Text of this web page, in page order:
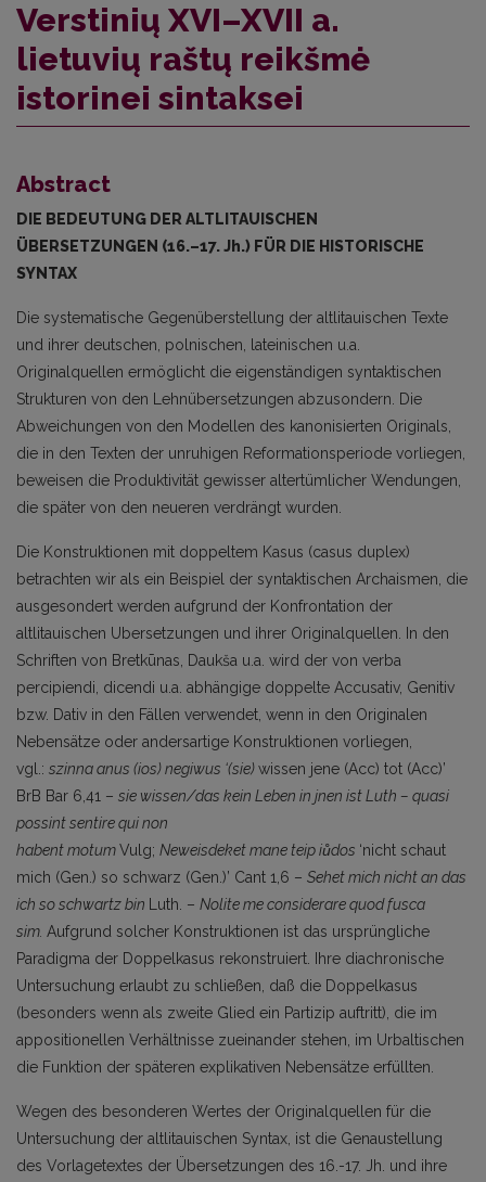
Verstinių XVI–XVII a.
lietuvių raštų reikšmė
istorinei sintaksei
Abstract
DIE BEDEUTUNG DER ALTLITAUISCHEN
ÜBERSETZUNGEN (16.–17.Jh.) FÜR DIE HIS­TORISCHE
SYNTAX
Die systematische Gegenüberstellung der altlitauischen Texte
und ihrer deutschen, polnischen, la­teinischen u.a.
Originalquellen ermöglicht die eigenständigen syntaktischen
Strukturen von den Lehnübersetzungen abzusondern. Die
Abweichungen von den Modellen des kanonisierten Originals,
die in den Texten der unruhigen Reformationsperiode vorliegen,
beweisen die Produktivität gewisser altertümlicher Wendungen,
die später von den neueren verdrängt wurden.
Die Konstruktionen mit doppeltem Kasus (casus duplex)
betrachten wir als ein Beispiel der syntak­tischen Archaismen, die
ausgesondert werden aufgrund der Konfrontation der
altlitauischen Uberset­zungen und ihrer Originalquellen. In den
Schriften von Bretkūnas, Daukša u.a. wird der von verba
percipiendi, dicendi u.a. abhängige doppelte Accusativ, Genitiv
bzw. Dativ in den Fällen verwendet, wenn in den Originalen
Nebensätze oder andersartige Konstruktionen vorliegen,
vgl.: szinna anus (ios) negiwus ‘(sie)wissen jene (Acc) tot (Acc)’
BrB Bar 6,41 – sie wissen/das kein Leben in jnen ist Luth – quasi
possint sentire qui non
habentmotumVulg; Neweisdeketmaneteip iůdos ‘nicht schaut
mich (Gen.) so schwarz (Gen.)’ Cant 1,6 – Sehet mich nicht an das
ich so schwartz bin
Luth. – Nolite me considerare quod fusca
sim. Aufgrund solcher Konstruktionen ist das ursprüngliche
Paradigma der Doppelkasus rekonstruiert. Ihre diachronische
Untersuchung erlaubt zu schließen, daß die Doppelkasus
(besonders wenn als zweite Glied ein Partizip auftritt), die im
appositionellen Verhältnisse zueinander stehen, im Urbaltischen
die Funktion der späteren explikativen Nebensätze erfüllten.
Wegen des besonderen Wertes der Originalquellen für die
Untersuchung der altlitauischen Syntax, ist die Genaustellung
des Vorlagetextes der Übersetzungen des 16.-17. Jh. und ihre